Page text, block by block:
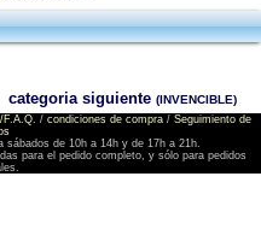
categoria siguiente (INVENCIBLE)
F.A.Q. / condiciones de compra/ Seguimiento de
sábados de 10h a 14h y de 17h a 21h.
para el pedido completo, y sólo para pedidos